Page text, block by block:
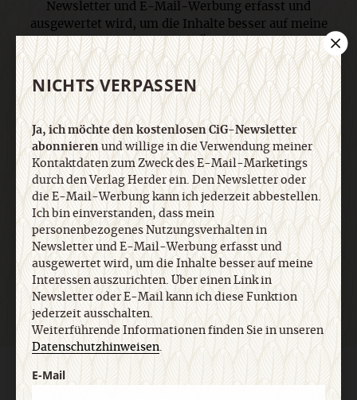
Newsletter und E-Mail-Werbung erfasst und
ausgewertet wird, um die Inhalte besser auf meine
Interessen auszurichten. Über einen Link in
Newsletter oder E-Mail kann ich diese Funktion
jederzeit ausschalten. Weiterführende
Informationen finden Sie in unseren
Datenschutzhinweisen
E-Mail
Jetzt anmelden
AGB und Widerrufsbelehrung
NICHTS VERPASSEN
Ja, ich möchte den kostenlosen CiG-Newsletter
abonnierenund willige in die Verwendung meiner
Kontaktdaten zum Zweck des E-Mail-Marketings
durch den Verlag Herder ein. Den Newsletter oder
die E-Mail-Werbung kann ich jederzeit abbestellen.
Ich bin einverstanden, dass mein
personenbezogenes Nutzungsverhalten in
Newsletter und E-Mail-Werbung erfasst und
ausgewertet wird, um die Inhalte besser auf meine
Interessen auszurichten. Über einen Link in
Newsletter oder E-Mail kann ich diese Funktion
jederzeit ausschalten.
Weiterführende Informationen finden Sie in unseren
Datenschutzhinweisen.
E-Mail